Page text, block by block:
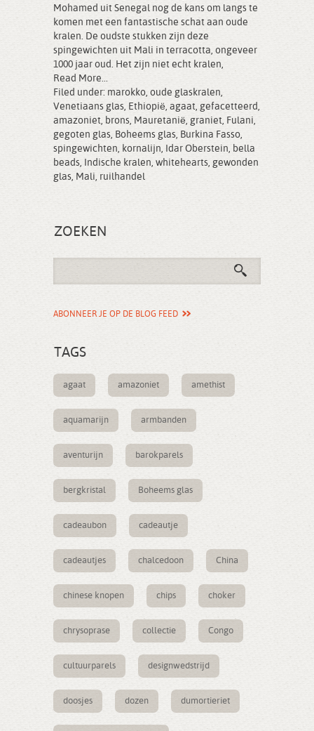
Mohamed uit Senegal nog de kans om langs te
komen met een fantastische schat aan oude
kralen. De oudste stukken zijn deze
spingewichten uit Mali in terracotta, ongeveer
1000 jaar oud. Het zijn niet echt kralen,
Read More...
Filed under: marokko, oude glaskralen,
Venetiaans glas, Ethiopië, agaat, gefacetteerd,
amazoniet, brons, Mauretanië, graniet, Fulani,
gegoten glas, Boheems glas, Burkina Fasso,
spingewichten, kornalijn, Idar Oberstein, bella
beads, Indische kralen, whitehearts, gewonden
glas, Mali, ruilhandel
ZOEKEN
ABONNEER JE OP DE BLOG FEED
TAGS
agaat amazoniet amethist
aquamarijn armbanden
aventurijn barokparels
bergkristal Boheems glas
cadeaubon cadeautje
cadeautjes chalcedoon China
chinese knopen chips choker
chrysoprase collectie Congo
cultuurparels designwedstrijd
doosjes dozen dumortieriet